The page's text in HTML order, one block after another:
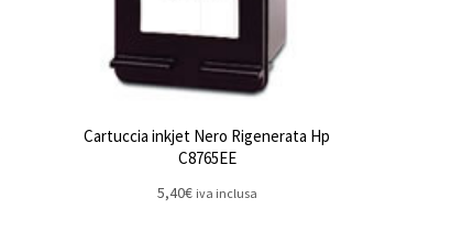
Cartuccia inkjet Nero Rigenerata Hp
C8765EE
5,40€ iva inclusa